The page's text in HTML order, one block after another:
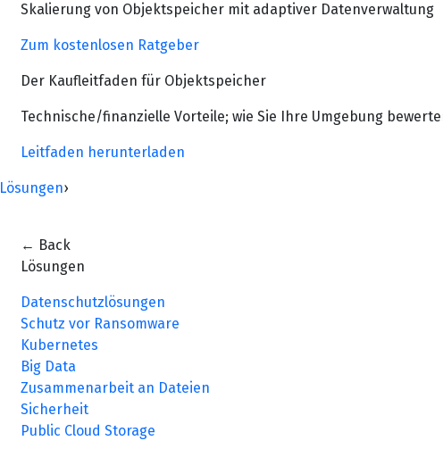
Skalierung von Objektspeicher mit adaptiver Datenverwaltung
Zum kostenlosen Ratgeber
Der Kaufleitfaden für Objektspeicher
Technische/finanzielle Vorteile; wie Sie Ihre Umgebung
Leitfaden herunterladen
Lösungen›
← Back
Lösungen
Datenschutzlösungen
Schutz vor Ransomware
Kubernetes
Big Data
Zusammenarbeit an Dateien
Sicherheit
Public Cloud Storage